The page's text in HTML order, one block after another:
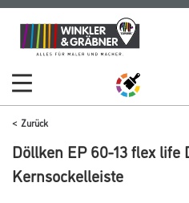
Zum
Inhalt
Zum
Navigationsmenü
Zurück
Döllken EP 60-13 flex life
Kernsockelleiste